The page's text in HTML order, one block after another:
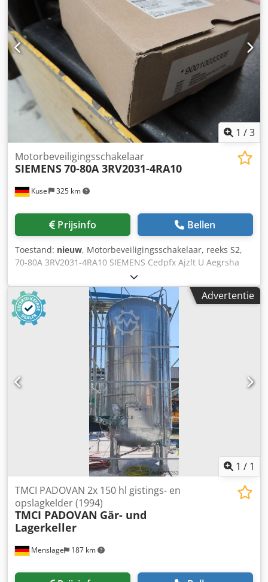
Leveringsvoorwaarden: EXW Werkdruk: 180 bar Benodigde
hydraulische doorstroming: 90 l/min Slagfrequentie: 350-
700 Productieland: KR Aanvullende informatie Neem
contact op met Ö. Inalkac voor meer informatie.
1 /3
Kusel 325 km
Motorbeveiligingsschakelaar
SIEMENS70-80A 3RV2031-4RA10
Prijsinfo Bellen
Toestand: nieuw, Motorbeveiligingsschakelaar, reeks S2,
70-80A 3RV2031-4RA10 SIEMENS Cedpfx Ajzlt U Aegrsha
Advertentie
1 / 1
Menslage 187 km
TMCI PADOVAN 2x 150 hl gistings- en
opslagkelder (1994)
TMCI PADOVAN Gär- und
Lagerkeller